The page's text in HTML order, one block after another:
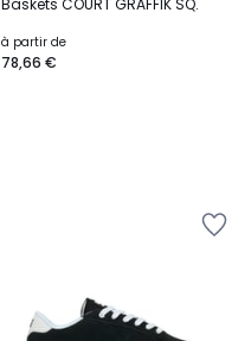
Baskets COURT GRAFFIK SQ.
à partir de
78,66 €